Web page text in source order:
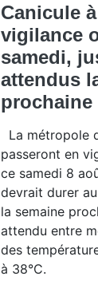
Canicule
vigilance
samedi,
attendus
prochaine
La métropole
passeront en
ce samedi 8
devrait durer
la semaine
attendu entre
des
à 38°C.